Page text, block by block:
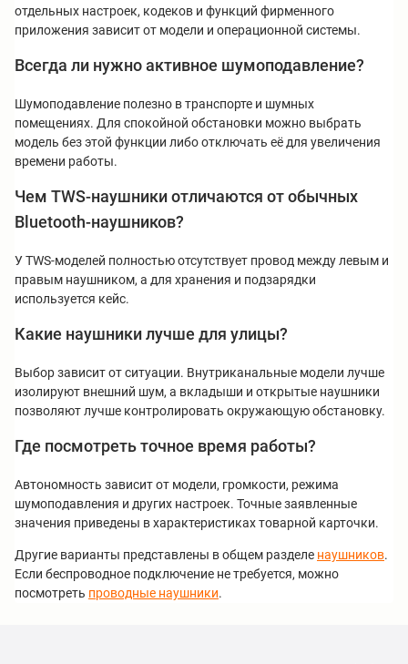
отдельных настроек, кодеков и функций фирменного
приложения зависит от модели и операционной системы.
Всегда ли нужно активное шумоподавление?
Шумоподавление полезно в транспорте и шумных
помещениях. Для спокойной обстановки можно выбрать
модель без этой функции либо отключать её для увеличения
времени работы.
Чем TWS-наушники отличаются от обычных
Bluetooth-наушников?
У TWS-моделей полностью отсутствует провод между левым и
правым наушником, а для хранения и подзарядки
используется кейс.
Какие наушники лучше для улицы?
Выбор зависит от ситуации. Внутриканальные модели лучше
изолируют внешний шум, а вкладыши и открытые наушники
позволяют лучше контролировать окружающую обстановку.
Где посмотреть точное время работы?
Автономность зависит от модели, громкости, режима
шумоподавления и других настроек. Точные заявленные
значения приведены в характеристиках товарной карточки.
Другие варианты представлены в общем разделе наушников.
Если беспроводное подключение не требуется, можно
посмотреть проводные наушники.